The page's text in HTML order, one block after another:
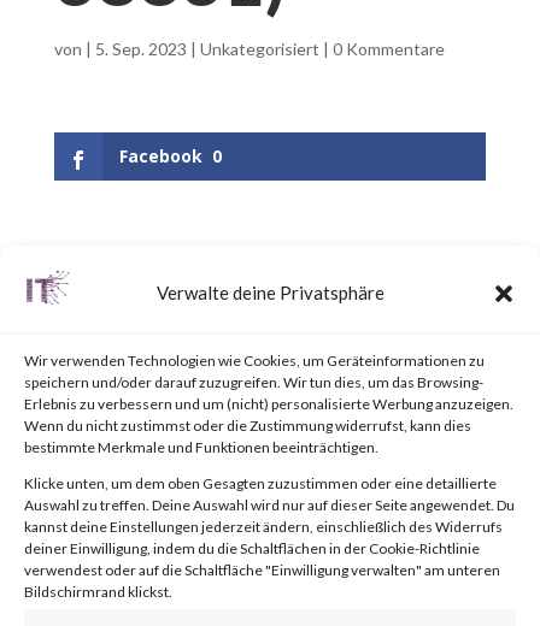
Verwalte deine Privatsphäre
Wir verwenden Technologien wie Cookies, um Geräteinformationen zu
speichern und/oder darauf zuzugreifen. Wir tun dies, um das Browsing-
Erlebnis zu verbessern und um (nicht) personalisierte Werbung anzuzeigen.
Wenn du nicht zustimmst oder die Zustimmung widerrufst, kann dies
bestimmte Merkmale und Funktionen beeinträchtigen.
Klicke unten, um dem oben Gesagten zuzustimmen oder eine detaillierte
Auswahl zu treffen. Deine Auswahl wird nur auf dieser Seite angewendet. Du
kannst deine Einstellungen jederzeit ändern, einschließlich des Widerrufs
deiner Einwilligung, indem du die Schaltflächen in der Cookie-Richtlinie
verwendest oder auf die Schaltfläche "Einwilligung verwalten" am unteren
Bildschirmrand klickst.
von | 5. Sep. 2023 | Unkategorisiert | 0 Kommentare
Facebook 0
What is WinRAR?
for file
compression/decompression
and archive management.
What is the Attack?